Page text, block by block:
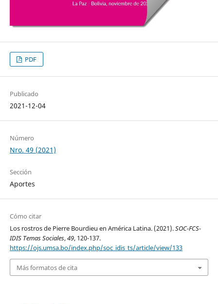
PDF
Publicado
2021-12-04
Número
Nro. 49 (2021)
Sección
Aportes
Cómo citar
Los rostros de Pierre Bourdieu en América Latina. (2021).SOC-FCS-
IDIS Temas Sociales,49, 120-137.
https://ojs.umsa.bo/index.php/soc_idis_ts/article/view/133
Más formatos de cita